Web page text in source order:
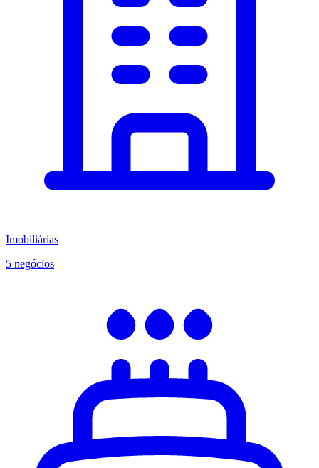
Imobiliárias
5 negócios